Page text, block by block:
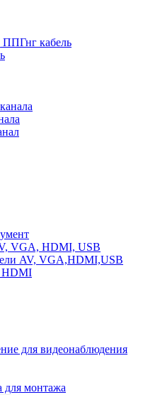
кабель
VGA, HDMI, USB
AV, VGA,HDMI,USB
HDMI
для видеонаблюдения
для монтажа